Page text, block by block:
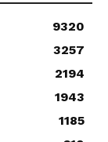
9320
3257
2194
1943
1185